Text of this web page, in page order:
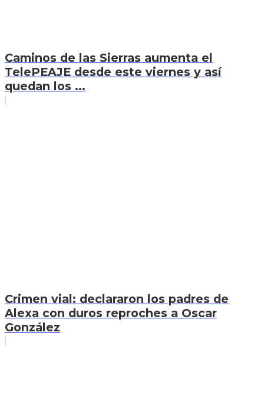
Caminos de las Sierras aumenta el
TelePEAJE desde este viernes y así
quedan los ...
Crimen vial: declararon los padres de
Alexa con duros reproches a Oscar
González